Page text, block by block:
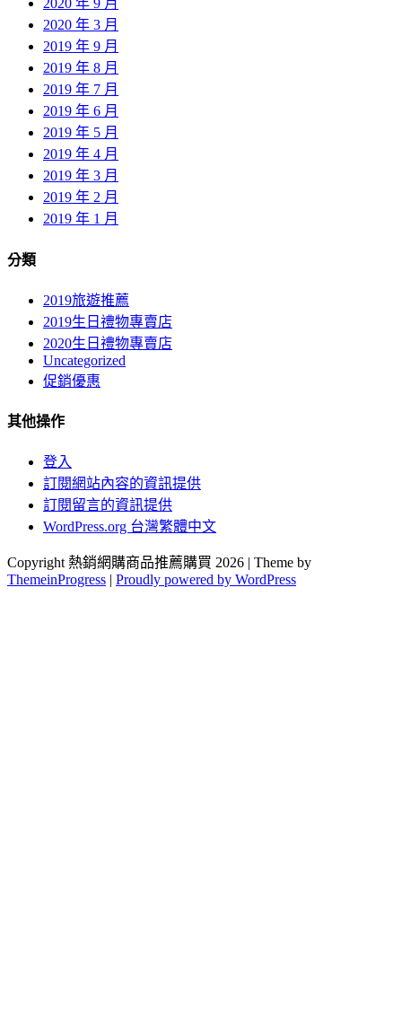
2020 年 9 月
2020 年 3 月
2019 年 9 月
2019 年 8 月
2019 年 7 月
2019 年 6 月
2019 年 5 月
2019 年 4 月
2019 年 3 月
2019 年 2 月
2019 年 1 月
分類
2019旅遊推薦
2019生日禮物專賣店
2020生日禮物專賣店
Uncategorized
促銷優惠
其他操作
登入
訂閱網站內容的資訊提供
訂閱留言的資訊提供
WordPress.org 台灣繁體中文
Copyright 熱銷網購商品推薦購買 2026 | Theme by
ThemeinProgress | Proudly powered by WordPress